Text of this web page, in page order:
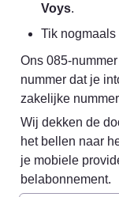
Voys.
Tik nogmaals
Ons 085-
nummer dat je
zakelijke
Wij dekken de
het bellen naar
je mobiele
belabonnement.